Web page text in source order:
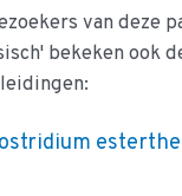
van deze
bekeken ook